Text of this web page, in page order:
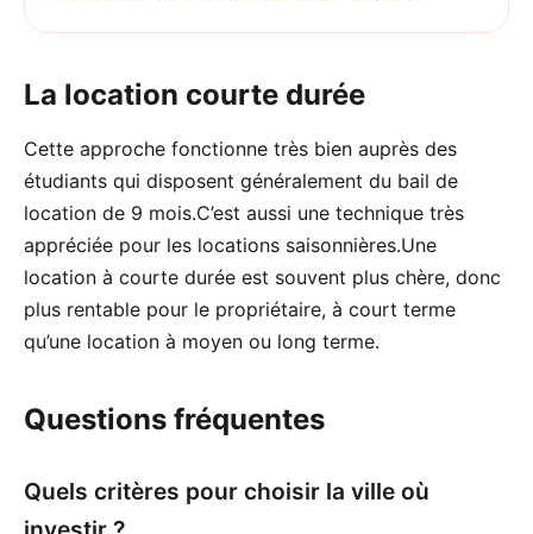
La location courte durée
Cette approche fonctionne très bien auprès des
étudiants qui disposent généralement du bail de
location de 9 mois.C’est aussi une technique très
appréciée pour les locations saisonnières.Une
location à courte durée est souvent plus chère, donc
plus rentable pour le propriétaire, à court terme
qu’une location à moyen ou long terme.
Questions fréquentes
Quels critères pour choisir la ville où